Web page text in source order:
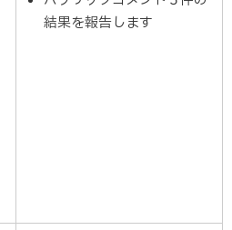
結果を報告します